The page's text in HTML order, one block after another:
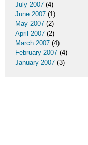
July 2007 (4)
June 2007 (1)
May 2007 (2)
April 2007 (2)
March 2007 (4)
February 2007 (4)
January 2007 (3)